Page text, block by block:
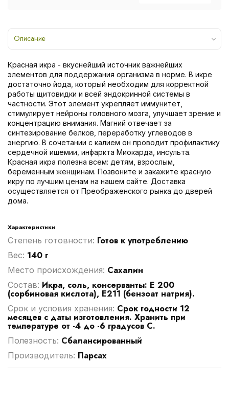
Описание
Красная икра - вкуснейший источник важнейших
элементов для поддержания организма в норме. В икре
достаточно йода, который необходим для корректной
работы щитовидки и всей эндокринной системы в
частности. Этот элемент укрепляет иммунитет,
стимулирует нейроны головного мозга, улучшает зрение и
концентрацию внимания. Магний отвечает за
синтезирование белков, переработку углеводов в
энергию. В сочетании с калием он проводит профилактику
сердечной ишемии, инфаркта Миокарда, инсульта.
Красная икра полезна всем: детям, взрослым,
беременным женщинам. Позвоните и закажите красную
икру по лучшим ценам на нашем сайте. Доставка
осуществляется от Преображенского рынка до дверей
дома.
Характеристики
Степень готовности: Готов к употреблению
Вес: 140 г
Место происхождения: Сахалин
Cостав: Икра, соль, консерванты: Е 200
(сорбиновая кислота), Е211 (бензоат натрия).
Срок и условия хранения: Срок годности 12
месяцев с даты изготовления. Хранить при
температуре от -4 до -6 градусов С.
Полезность: Сбалансированный
Производитель: Парсах